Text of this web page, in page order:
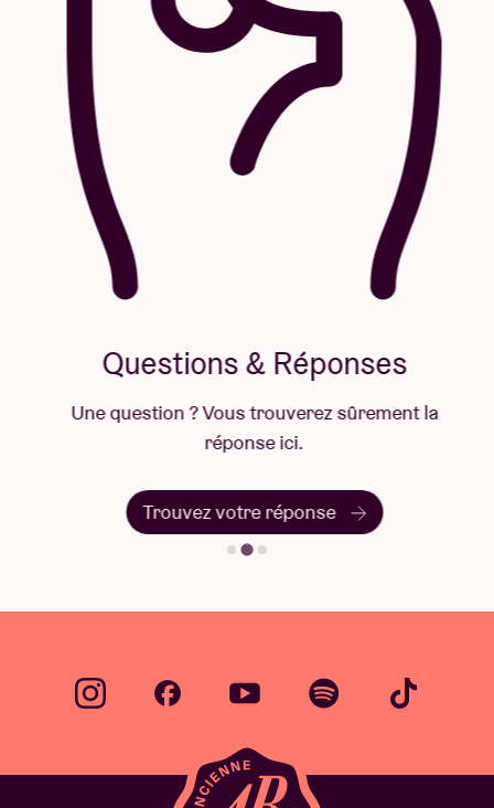
Questions & Réponses
Une question ? Vous trouverez sûrement la
réponse ici.
Trouvez votre réponse